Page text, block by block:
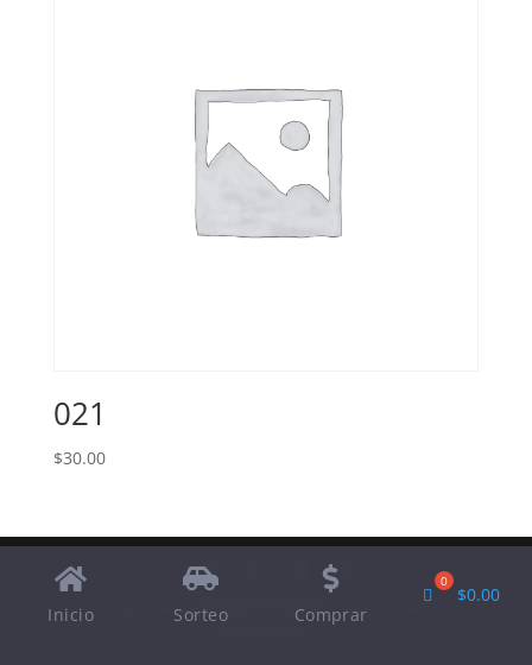
021
$30.00
Designed byElegant Themes| Powered by
Inicio Sorteo Comprar
$0.00